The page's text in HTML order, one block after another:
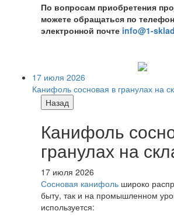
По вопросам приобретения
можете обращаться по
электронной почте info@1-
17 июля 2026
Канифоль сосновая в гранулах на
Назад
Канифоль
гранулах на
17 июля 2026
Сосновая канифоль широко
быту, так и на промышленном
используется: